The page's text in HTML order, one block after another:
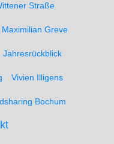
Straße
Maximilian Greve
Jahresrückblick
Vivien Illigens
Bochum